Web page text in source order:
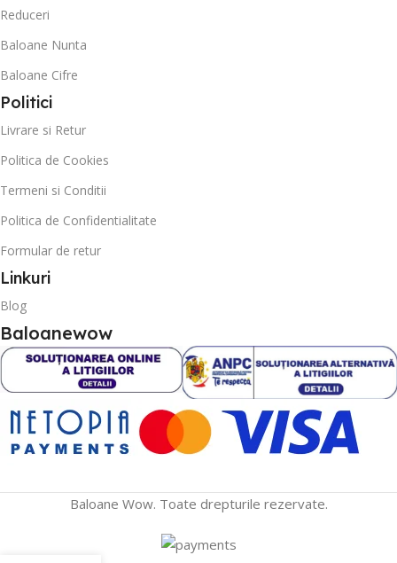
Reduceri
Baloane Nunta
Baloane Cifre
Politici
Livrare si Retur
Politica de Cookies
Termeni si Conditii
Politica de Confidentialitate
Formular de retur
Linkuri
Blog
Baloanewow
Baloane Wow. Toate drepturile rezervate.